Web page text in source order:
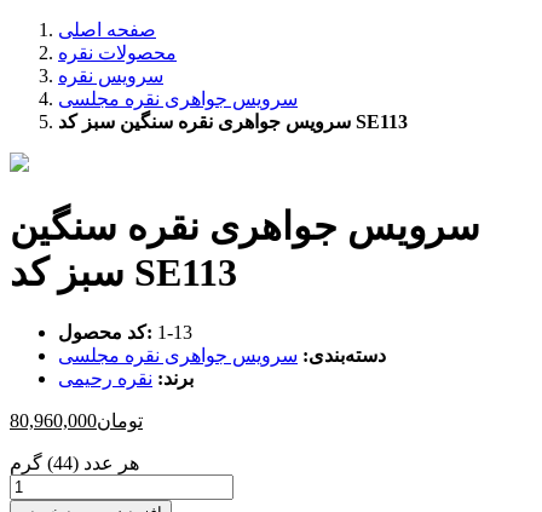
صفحه اصلی
محصولات نقره
سرویس نقره
سرویس جواهری نقره مجلسی
سرویس جواهری نقره سنگین سبز کد SE113
سرویس جواهری نقره سنگین
سبز کد SE113
کد محصول: ‎1-13
دسته‌بندی: سرویس جواهری نقره مجلسی
برند: نقره رحیمی
80,960,000تومان
هر عدد (44) گرم